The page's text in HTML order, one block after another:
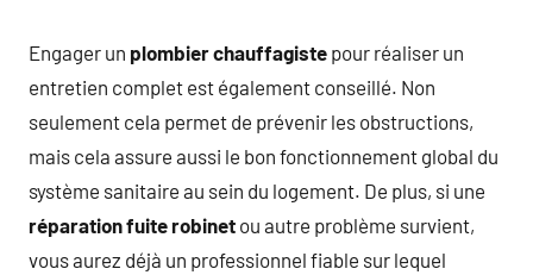
Engager un plombier chauffagiste pour réaliser un
entretien complet est également conseillé. Non
seulement cela permet de prévenir les obstructions,
mais cela assure aussi le bon fonctionnement global du
système sanitaire au sein du logement. De plus, si une
réparation fuite robinet ou autre problème survient,
vous aurez déjà un professionnel fiable sur lequel